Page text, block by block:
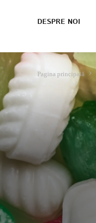
DESPRE NOI
Pagina principală